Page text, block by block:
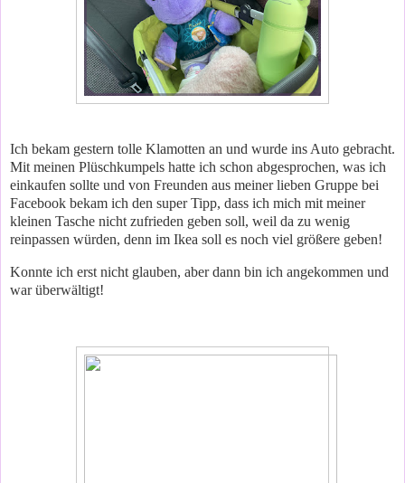
Ich bekam gestern tolle Klamotten an und wurde ins Auto gebracht.
Mit meinen Plüschkumpels hatte ich schon abgesprochen, was ich
einkaufen sollte und von Freunden aus meiner lieben Gruppe bei
Facebook bekam ich den super Tipp, dass ich mich mit meiner
kleinen Tasche nicht zufrieden geben soll, weil da zu wenig
reinpassen würden, denn im Ikea soll es noch viel größere geben!
Konnte ich erst nicht glauben, aber dann bin ich angekommen und
war überwältigt!